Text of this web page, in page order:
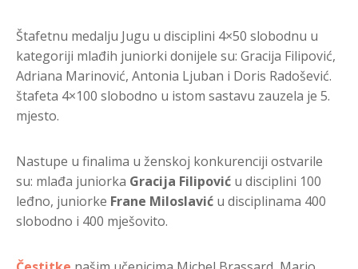
Štafetnu medalju Jugu u disciplini 4×50 slobodnu u
kategoriji mlađih juniorki donijele su: Gracija Filipović,
Adriana Marinović, Antonia Ljuban i Doris Radošević.
štafeta 4×100 slobodno u istom sastavu zauzela je 5.
mjesto.
Nastupe u finalima u ženskoj konkurenciji ostvarile
su: mlađa juniorka Gracija Filipović u disciplini 100
leđno, juniorke Frane Miloslavić u disciplinama 400
slobodno i 400 mješovito.